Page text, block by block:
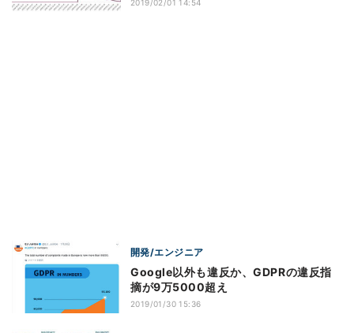
2019/02/01 14:54
開発/エンジニア
Google以外も違反か、GDPRの違反指
摘が9万5000超え
2019/01/30 15:36